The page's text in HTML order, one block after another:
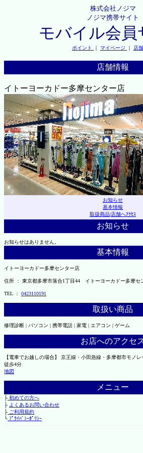
株式会社ノジマ
ノジマ携帯サイト
モバイル会員
ポイント ｜ マイページ ｜ 店
店舗情報
イトーヨーカドー多摩センター店
お知らせ
基本情報
取扱商品|店舗へｱｸｾｽ
お知らせ
お知らせはありません。
基本情報
イトーヨーカドー多摩センター店
住所 ： 東京都多摩市落合1丁目44 イトーヨーカドー多摩セ
TEL ： 0423110191
取扱い商品
修理診断 | パソコン | 携帯電話 | 家電 | エアコン | ゲーム
お店へのアクセ
【電車でお越しの場合】 京王線・小田急線・多摩都市モノ
徒歩4分
地図
メニュー
├初めての方へ
├ よくあるお問い合わせ
├ご利用規約
└ﾌﾟﾗｲﾊﾞｼｰﾎﾟﾘｼｰ